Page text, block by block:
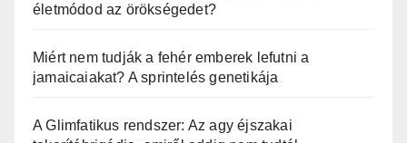
életmódod az örökségedet?
Miért nem tudják a fehér emberek lefutni a
jamaicaiakat? A sprintelés genetikája
A Glimfatikus rendszer: Az agy éjszakai